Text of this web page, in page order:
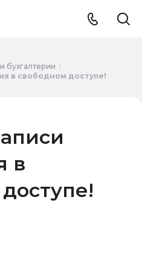
бухгалтерии
в свободном доступе!
в